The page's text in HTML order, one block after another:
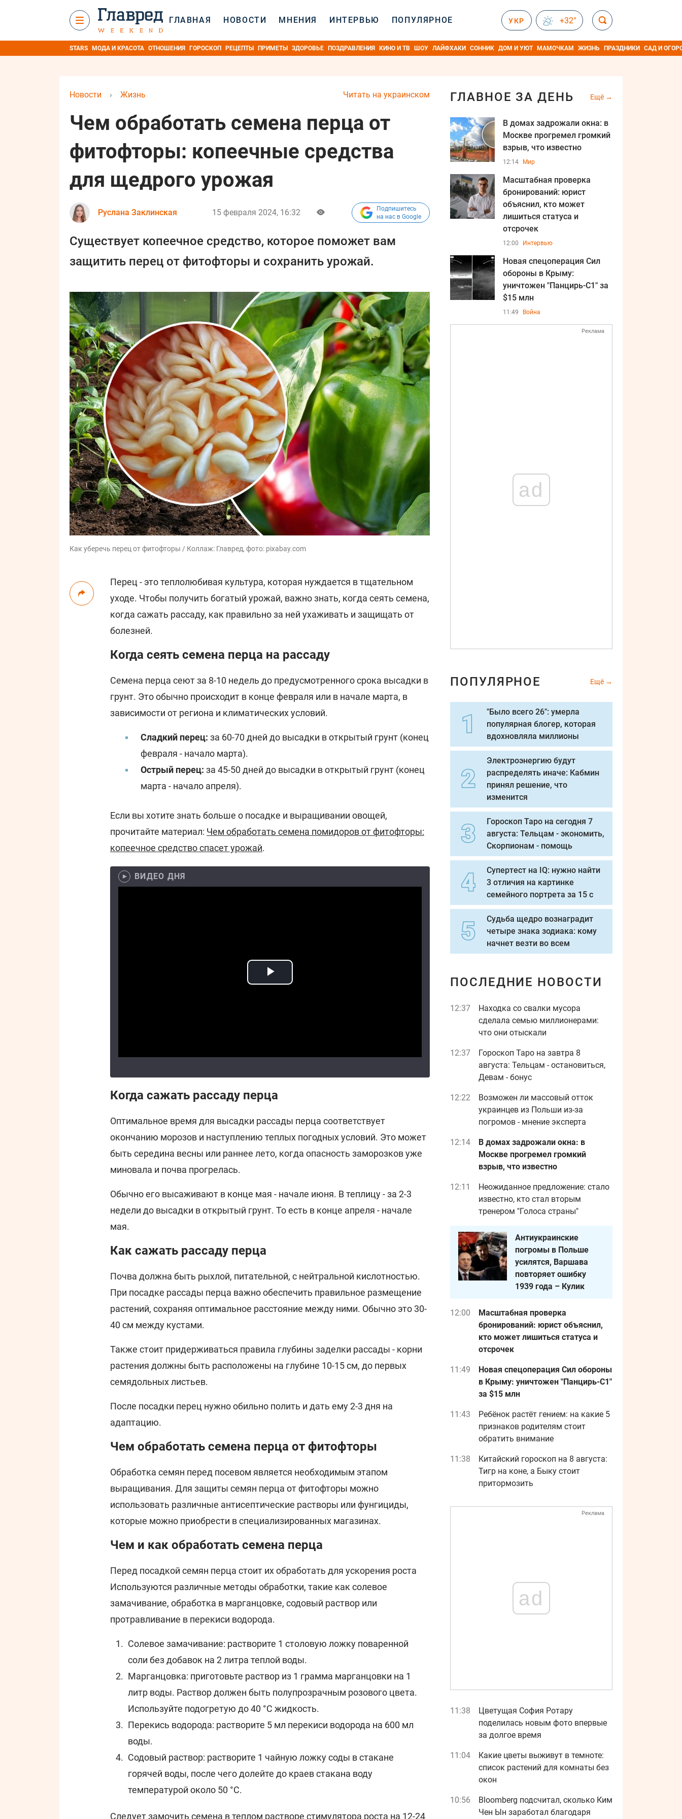
ГЛАВНАЯ НОВОСТИ МНЕНИЯ ИНТЕРВЬЮ ПОПУЛЯРНОЕ УКР +32°
STARS МОДА И КРАСОТА ОТНОШЕНИЯ ГОРОСКОП РЕЦЕПТЫ ПРИМЕТЫ ЗДОРОВЬЕ ПОЗДРАВЛЕНИЯ КИНО И ТВ ШОУ ЛАЙФХАКИ СОННИК ДОМ И УЮТ МАМОЧКАМ ЖИЗНЬ ПРАЗДНИКИ САД И
Читать на украинском
Новости › Жизнь
Чем обработать семена перца от
фитофторы: копеечные средства
для щедрого урожая
Руслана Заклинская 15 февраля 2024, 16:32
Подпишитесь
на нас в Google
Существует копеечное средство, которое поможет вам
защитить перец от фитофторы и сохранить урожай.
Как уберечь перец от фитофторы / Коллаж: Главред, фото: pixabay.com
Перец - это теплолюбивая культура, которая нуждается в тщательном
уходе. Чтобы получить богатый урожай, важно знать, когда сеять семена,
когда сажать рассаду, как правильно за ней ухаживать и защищать от
болезней.
Когда сеять семена перца на рассаду
Семена перца сеют за 8-10 недель до предусмотренного срока высадки в
грунт. Это обычно происходит в конце февраля или в начале марта, в
зависимости от региона и климатических условий.
Сладкий перец: за 60-70 дней до высадки в открытый грунт (конец
февраля - начало марта).
Острый перец: за 45-50 дней до высадки в открытый грунт (конец
марта - начало апреля).
Если вы хотите знать больше о посадке и выращивании овощей,
прочитайте материал: Чем обработать семена помидоров от фитофторы:
копеечное средство спасет урожай.
ВИДЕО ДНЯ
Когда сажать рассаду перца
Оптимальное время для высадки рассады перца соответствует
окончанию морозов и наступлению теплых погодных условий. Это может
быть середина весны или раннее лето, когда опасность заморозков уже
миновала и почва прогрелась.
Обычно его высаживают в конце мая - начале июня. В теплицу - за 2-3
недели до высадки в открытый грунт. То есть в конце апреля - начале
мая.
Как сажать рассаду перца
Почва должна быть рыхлой, питательной, с нейтральной кислотностью.
При посадке рассады перца важно обеспечить правильное размещение
растений, сохраняя оптимальное расстояние между ними. Обычно это 30-
40 см между кустами.
Также стоит придерживаться правила глубины заделки рассады - корни
растения должны быть расположены на глубине 10-15 см, до первых
семядольных листьев.
После посадки перец нужно обильно полить и дать ему 2-3 дня на
адаптацию.
Чем обработать семена перца от фитофторы
Обработка семян перед посевом является необходимым этапом
выращивания. Для защиты семян перца от фитофторы можно
использовать различные антисептические растворы или фунгициды,
которые можно приобрести в специализированных магазинах.
Чем и как обработать семена перца
Перед посадкой семян перца стоит их обработать для ускорения роста
Используются различные методы обработки, такие как солевое
замачивание, обработка в марганцовке, содовый раствор или
протравливание в перекиси водорода.
Солевое замачивание: растворите 1 столовую ложку поваренной
соли без добавок на 2 литра теплой воды.
Марганцовка: приготовьте раствор из 1 грамма марганцовки на 1
литр воды. Раствор должен быть полупрозрачным розового цвета.
Используйте подогретую до 40 °C жидкость.
Перекись водорода: растворите 5 мл перекиси водорода на 600 мл
воды.
Содовый раствор: растворите 1 чайную ложку соды в стакане
горячей воды, после чего долейте до краев стакана воду
температурой около 50 °C.
Следует замочить семена в теплом растворе стимулятора роста на 12-24
ГЛАВНОЕ ЗА ДЕНЬ Ещё
В домах задрожали окна: в
Москве прогремел громкий
взрыв, что известно
12:14 Мир
Масштабная проверка
бронирований: юрист
объяснил, кто может
лишиться статуса и
отсрочек
12:00 Интервью
Новая спецоперация Сил
обороны в Крыму:
уничтожен "Панцирь-С1" за
$15 млн
11:49 Война
Реклама
ad
ПОПУЛЯРНОЕ Ещё
"Было всего 26": умерла
популярная блогер, которая
вдохновляла миллионы
Электроэнергию будут
распределять иначе: Кабмин
принял решение, что
изменится
Гороскоп Таро на сегодня 7
августа: Тельцам - экономить,
Скорпионам - помощь
Супертест на IQ: нужно найти
3 отличия на картинке
семейного портрета за 15 с
Судьба щедро вознаградит
четыре знака зодиака: кому
начнет везти во всем
ПОСЛЕДНИЕ НОВОСТИ
12:37
Находка со свалки мусора
сделала семью миллионерами:
что они отыскали
12:37
Гороскоп Таро на завтра 8
августа: Тельцам - остановиться,
Девам - бонус
12:22
Возможен ли массовый отток
украинцев из Польши из-за
погромов - мнение эксперта
12:14
В домах задрожали окна: в
Москве прогремел громкий
взрыв, что известно
12:11
Неожиданное предложение: стало
известно, кто стал вторым
тренером "Голоса страны"
Антиукраинские
погромы в Польше
усилятся, Варшава
повторяет ошибку
1939 года – Кулик
12:00
Масштабная проверка
бронирований: юрист объяснил,
кто может лишиться статуса и
отсрочек
11:49
Новая спецоперация Сил обороны
в Крыму: уничтожен "Панцирь-С1"
за $15 млн
11:43
Ребёнок растёт гением: на какие 5
признаков родителям стоит
обратить внимание
11:38
Китайский гороскоп на 8 августа:
Тигр на коне, а Быку стоит
притормозить
Реклама
ad
11:38
Цветущая София Ротару
поделилась новым фото впервые
за долгое время
11:04
Какие цветы выживут в темноте:
список растений для комнаты без
окон
10:56
Bloomberg подсчитал, сколько Ким
Чен Ын заработал благодаря